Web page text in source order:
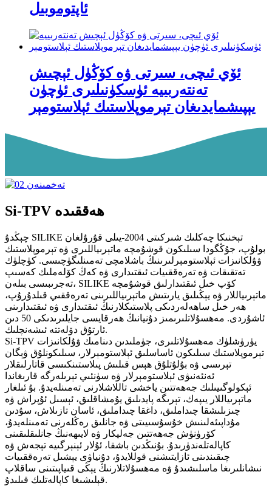
ئاپتوموبىل
ئۆي ئىچى، سىرتى ۋە كۆڭۈل ئېچىش
تەنتەربىيە ئۈسكۈنىلىرى ئۈچۈن
يېپىشمايدىغان تېرموپلاستىك ئېلاستومېر
Si-TPV ھەققىدە
چېڭدۇ SILIKE تېخنىكا چەكلىك شىركىتى 2004-يىلى قۇرۇلغان
بولۇپ، جۇڭگودا سىلىكون قوشۇمچە ماتېرىياللىرى ۋە تېرموپلاستىك
ۋۇلكانىزات ئېلاستومېرلىرىنىڭ باشلامچى تەمىنلىگۈچىسى. كۈچلۈك
تەتقىقات ۋە تەرەققىيات ئىقتىدارى ۋە كەڭ كۆلەملىك كەسىپ
تەجرىبىسى بىلەن، SILIKE كۆپ خىل ئىقتىدارلىق قوشۇمچە
ماتېرىياللار ۋە يېڭىلىق يارىتىش ماتېرىياللىرىنى تەرەققىي قىلدۇرۇپ،
ھەر خىل ساھەلەردىكى پلاستىكلارنىڭ ئىقتىدارى ۋە ئىقتىدارىنى
ئاشۇردى. مەھسۇلاتلىرىمىز دۇنيانىڭ ھەرقايسى جايلىرىدىكى 50 دىن
ئارتۇق دۆلەتتە ئىشەنچلىك.
Si-TPV يۈرۈشلۈك مەھسۇلاتلىرى، جۈملىدىن دىنامىك ۋۇلكانىزات
تېرموپلاستىك سىلىكون ئاساسلىق ئېلاستومېرلار، سىلىكونلۇق ۋېگان
تېرىسى ۋە بۇلۇتلۇق ھېس قىلىش پىلاستىنكىسى قاتارلىقلار
ئەنئەنىۋى ئېلاستومېرلار ۋە سۈنئىي تېرىلەرگە قارىغاندا
ئېكولوگىيىلىك جەھەتتىن ياخشى تاللاشلارنى تەمىنلەيدۇ. بۇ ئىلغار
ماتېرىياللار يىپەك، تېرىگە پايدىلىق يۇمشاقلىق، ئېسىل ئۇپراش ۋە
چىزىلىشقا چىداملىق، داغقا چىداملىق، ئاسان تازىلاش، سۇدىن
مۇداپىئەلىنىش خۇسۇسىيىتى ۋە جانلىق رەڭلەرنى تەمىنلەيدۇ،
كۆرۈنۈش جەھەتتىن جەلپكار ۋە لايىھەنىڭ جانلىقلىقىنى
كاپالەتلەندۈرىدۇ. بۇنىڭدىن باشقا، ئۇلار ئېنېرگىيە تېجەش ۋە
چىقىندىنى ئازايتىشنى قوللايدۇ، دۇنياۋى يېشىل تەرەققىيات
نىشانلىرىغا ماسلىشىدۇ ۋە مەھسۇلاتلارنىڭ يېڭى قىياپىتىنى ساقلاپ
قېلىشىغا كاپالەتلىك قىلىدۇ.